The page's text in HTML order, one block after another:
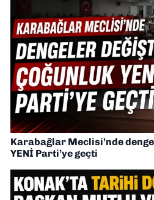
Karabağlar Meclisi’nde
YENİ Parti’ye geçti